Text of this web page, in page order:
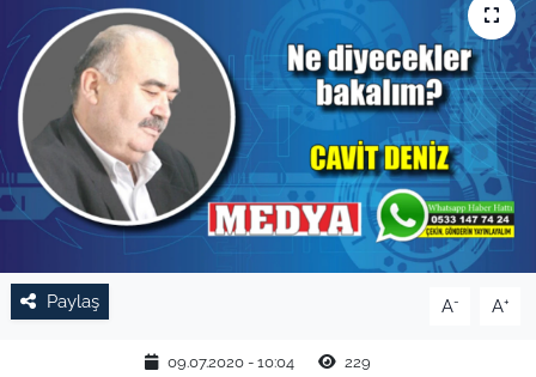
Paylaş A- A+
09.07.2020 - 10:04 229
EKONOMİ
SAĞLIK
EĞİTİM
TARIM VE HAYVANCILIK
KÜLTÜR SANAT
RESMİ İLAN